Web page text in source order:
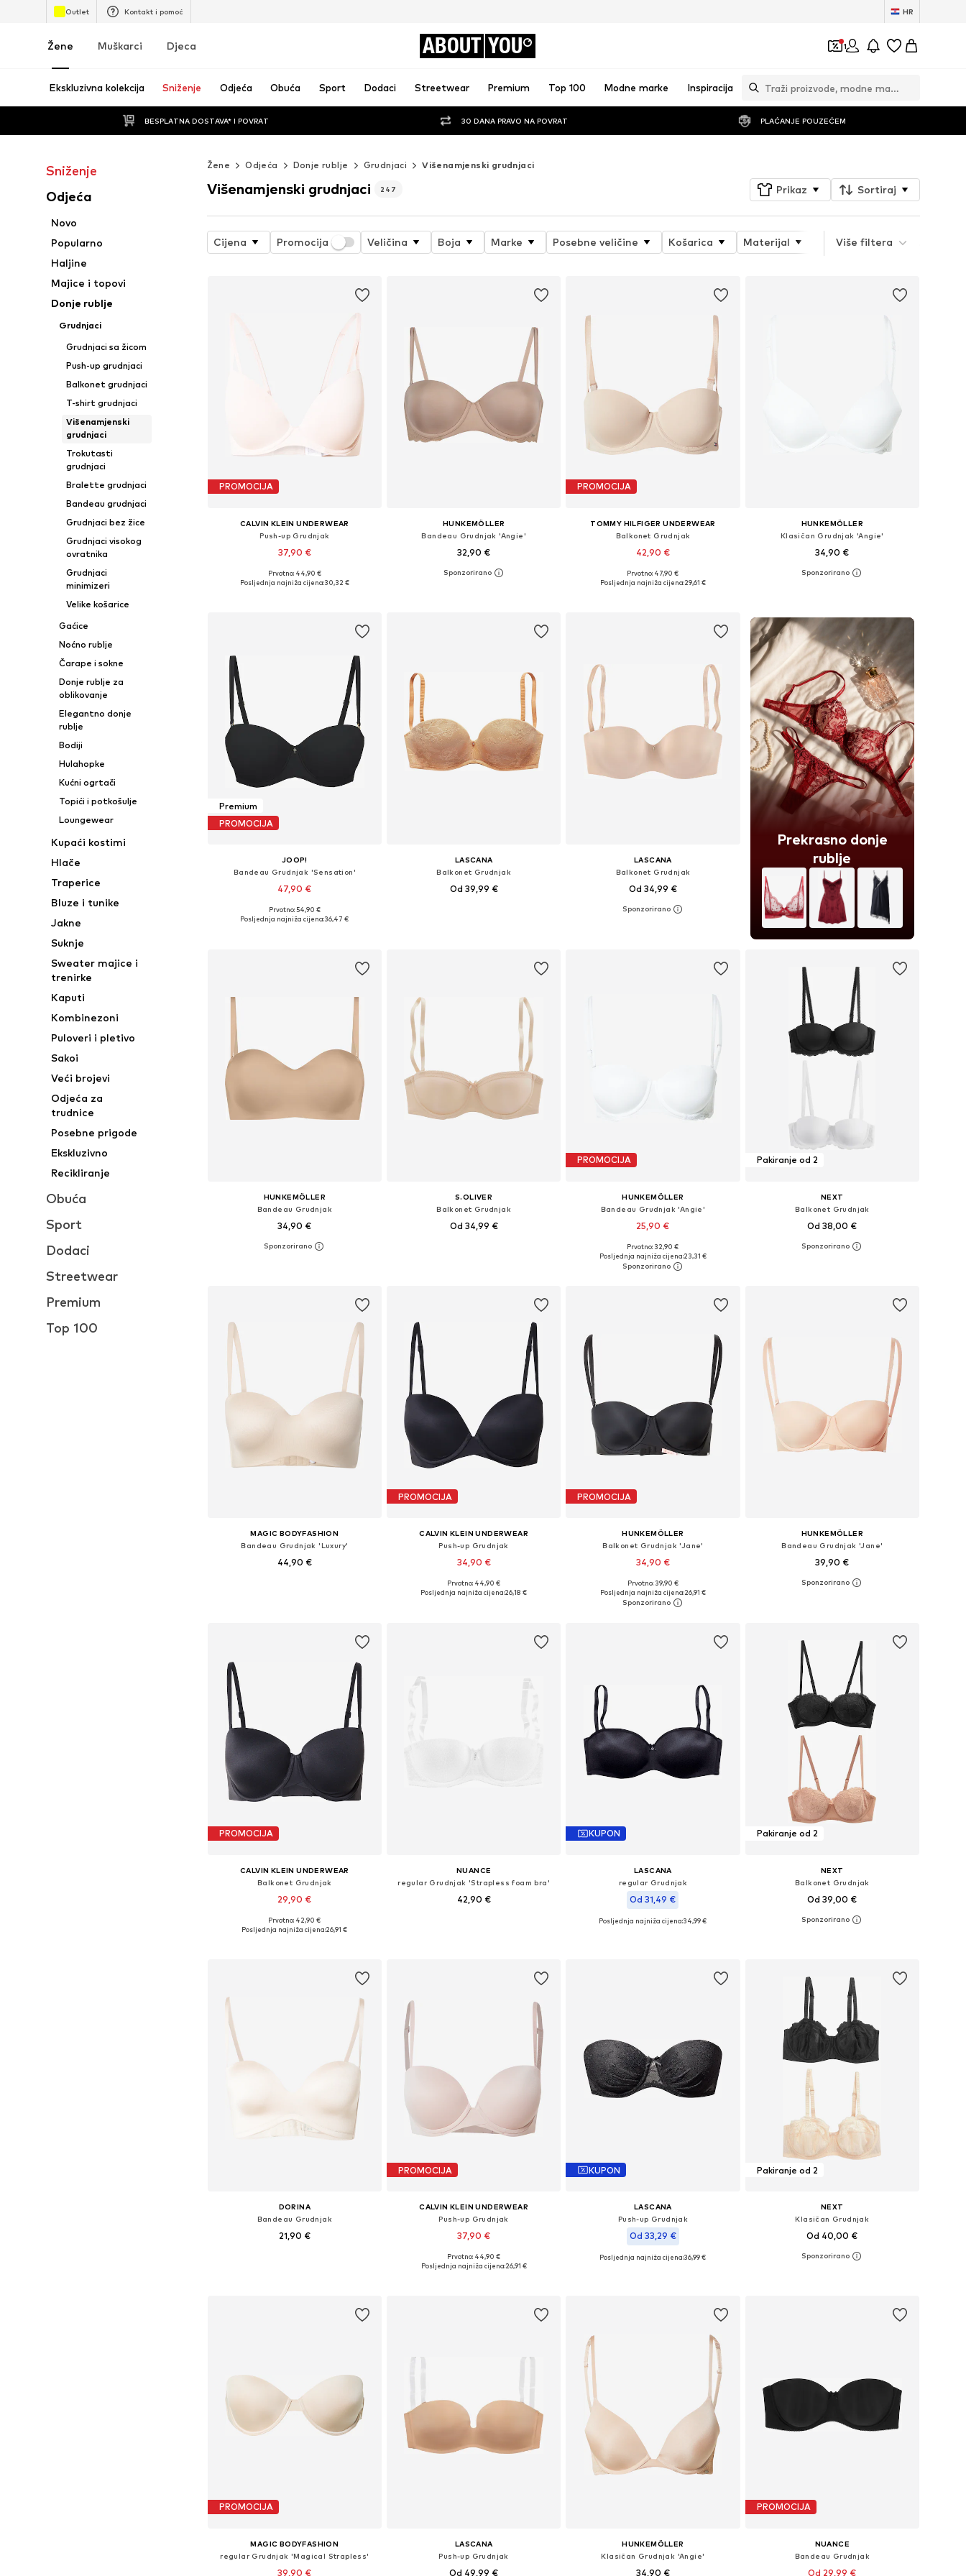
Outlet Kontakt i pomoć HR
Žene Muškarci Djeca ABOUT YOU 1
Ekskluzivna kolekcija Sniženje Odjeća Obuća Sport Dodaci Streetwear Premium Top 100 Modne marke Inspiracija
BESPLATNA DOSTAVA* I POVRAT 30 DANA PRAVO NA POVRAT PLAĆANJE POUZEĆEM
Sniženje
Odjeća
Novo
Popularno
Haljine
Majice i topovi
Donje rublje
Grudnjaci
Grudnjaci sa žicom
Push-up grudnjaci
Balkonet grudnjaci
T-shirt grudnjaci
Višenamjenski
grudnjaci
Trokutasti
grudnjaci
Bralette grudnjaci
Bandeau grudnjaci
Grudnjaci bez žice
Grudnjaci visokog
ovratnika
Grudnjaci
minimizeri
Velike košarice
Gaćice
Noćno rublje
Čarape i sokne
Donje rublje za
oblikovanje
Elegantno donje
rublje
Bodiji
Hulahopke
Kućni ogrtači
Topići i potkošulje
Loungewear
Kupaći kostimi
Hlače
Traperice
Bluze i tunike
Jakne
Suknje
Sweater majice i
trenirke
Kaputi
Kombinezoni
Puloveri i pletivo
Sakoi
Veći brojevi
Odjeća za
trudnice
Posebne prigode
Ekskluzivno
Recikliranje
Obuća
Sport
Dodaci
Streetwear
Premium
Top 100
Žene Odjeća Donje rublje Grudnjaci Višenamjenski grudnjaci
Višenamjenski grudnjaci 247 Prikaz Sortiraj
Cijena Promocija Veličina Boja Marke Posebne veličine Košarica Materijal Uzorak Svojstva
Više filtera
PROMOCIJA
CALVIN KLEIN UNDERWEAR
Push-up Grudnjak
37,90 €
Dostupno u više veličina
Prvotno: 44,90 €
Posljednja najniža cijena:30,32 €
HUNKEMÖLLER
Bandeau Grudnjak 'Angie'
32,90 €
Dostupno u više veličina
PROMOCIJA
TOMMY HILFIGER UNDERWEAR
Balkonet Grudnjak
42,90 €
Dostupno u više veličina
Prvotno: 47,90 €
Posljednja najniža cijena:29,61 €
HUNKEMÖLLER
Klasičan Grudnjak 'Angie'
34,90 €
Dostupno u više veličina
Premium
PROMOCIJA
JOOP!
Bandeau Grudnjak 'Sensation'
47,90 €
Dostupno u više veličina
Prvotno: 54,90 €
Posljednja najniža cijena:36,47 €
LASCANA
Balkonet Grudnjak
Od 39,99 €
LASCANA
Balkonet Grudnjak
Od 34,99 €
Dostupno u više veličina
Prekrasno donje
rublje
HUNKEMÖLLER
Bandeau Grudnjak
34,90 €
Dostupno u više veličina
S.OLIVER
Balkonet Grudnjak
Od 34,99 €
PROMOCIJA
HUNKEMÖLLER
Bandeau Grudnjak 'Angie'
25,90 €
Dostupno u više veličina
Dodaj u košaricu
Prvotno: 32,90 €
Posljednja najniža cijena:23,31 €
Pakiranje od 2
NEXT
Balkonet Grudnjak
Od 38,00 €
+ 2
Dostupno u više veličina
MAGIC BODYFASHION
Bandeau Grudnjak 'Luxury'
44,90 €
PROMOCIJA
CALVIN KLEIN UNDERWEAR
Push-up Grudnjak
34,90 €
Dostupno u više veličina
Prvotno: 44,90 €
Posljednja najniža cijena:26,18 €
PROMOCIJA
HUNKEMÖLLER
Balkonet Grudnjak 'Jane'
34,90 €
Dostupno u više veličina
Dodaj u košaricu
Prvotno: 39,90 €
Posljednja najniža cijena:26,91 €
HUNKEMÖLLER
Bandeau Grudnjak 'Jane'
39,90 €
Dostupno u više veličina
PROMOCIJA
CALVIN KLEIN UNDERWEAR
Balkonet Grudnjak
29,90 €
Dostupno u više veličina
Prvotno: 42,90 €
Posljednja najniža cijena:26,91 €
NUANCE
regular Grudnjak 'Strapless foam bra'
42,90 €
KUPON
LASCANA
regular Grudnjak
Od 31,49 €
+1
Dostupno u više veličina
Posljednja najniža cijena:34,99 €
Pakiranje od 2
NEXT
Balkonet Grudnjak
Od 39,00 €
Dostupno u više veličina
DORINA
Bandeau Grudnjak
21,90 €
PROMOCIJA
CALVIN KLEIN UNDERWEAR
Push-up Grudnjak
37,90 €
Dostupno u više veličina
Prvotno: 44,90 €
Posljednja najniža cijena:26,91 €
KUPON
LASCANA
Push-up Grudnjak
Od 33,29 €
Dostupno u više veličina
Posljednja najniža cijena:36,99 €
Pakiranje od 2
NEXT
Klasičan Grudnjak
Od 40,00 €
Dostupno u više veličina
PROMOCIJA
MAGIC BODYFASHION
regular Grudnjak 'Magical Strapless'
39,90 €
LASCANA
Push-up Grudnjak
Od 49,99 €
HUNKEMÖLLER
Klasičan Grudnjak 'Angie'
34,90 €
PROMOCIJA
NUANCE
Bandeau Grudnjak
Od 29,99 €